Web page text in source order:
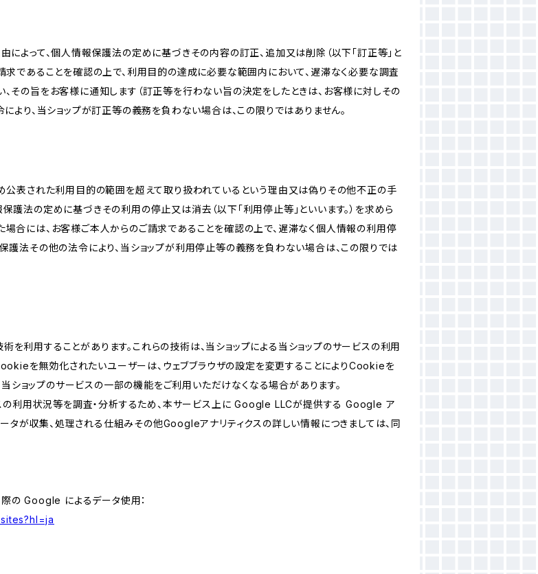
によって、個人情報保護法の定めに基づきその内容の訂正、追加又は削除（以下「訂正等」と
求であることを確認の上で、利用目的の達成に必要な範囲内において、遅滞なく必要な調査
その旨をお客様に通知します（訂正等を行わない旨の決定をしたときは、お客様に対しその
より、当ショップが訂正等の義務を負わない場合は、この限りではありません。
公表された利用目的の範囲を超えて取り扱われているという理由又は偽りその他不正の手
護法の定めに基づきその利用の停止又は消去（以下「利用停止等」といいます。）を求めら
合には、お客様ご本人からのご請求であることを確認の上で、遅滞なく個人情報の利用停
護法その他の法令により、当ショップが利用停止等の義務を負わない場合は、この限りでは
を利用することがあります。これらの技術は、当ショップによる当ショップのサービスの利用
を無効化されたいユーザーは、ウェブブラウザの設定を変更することによりCookieを
ショップのサービスの一部の機能をご利用いただけなくなる場合があります。
スの利用状況等を調査・分析するため、本サービス上に Google LLCが提供する Google ア
タが収集、処理される仕組みその他Googleアナリティクスの詳しい情報につきましては、同
の Google によるデータ使用：